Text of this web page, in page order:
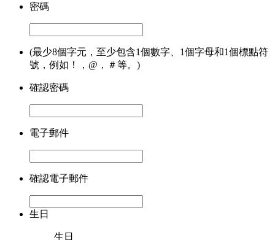
密碼
(最少8個字元，至少包含1個數字、1個字母和1個標點符
號，例如！，@，＃等。)
確認密碼
電子郵件
確認電子郵件
生日
生日